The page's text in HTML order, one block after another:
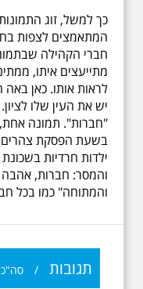
כך למשל, זוג התמונות
המתאמצים לצפות
חברי הקהילה
מתייעצים איתו,
לראות אותו. כאן
יש את העין שלו
"חברות". תמונה
בשעת הפסקת צהרים
ילדות חרדיות
והמסר: חברות, אהבה
והמתוחה" כמו בכל
תגובות / סה"כ
לרגל עשור
מיוחד בעקבות
שחור תחנות תל
מחייו של אריק
מתאים גם